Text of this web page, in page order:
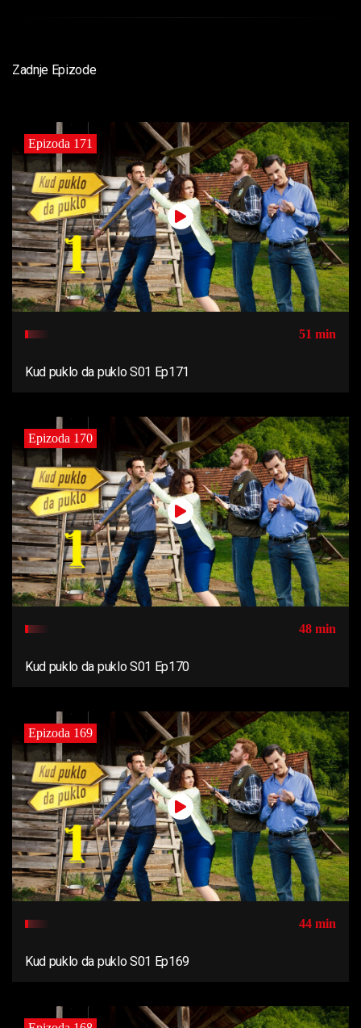
Zadnje Epizode
Epizoda 171
51 min
Kud puklo da puklo S01 Ep171
Epizoda 170
48 min
Kud puklo da puklo S01 Ep170
Epizoda 169
44 min
Kud puklo da puklo S01 Ep169